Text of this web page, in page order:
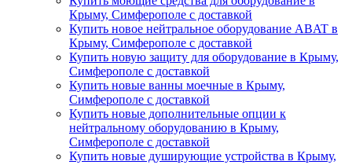
Крыму, Симферополе с доставкой
Купить новое нейтральное оборудование ABAT в
Крыму, Симферополе с доставкой
Купить новую защиту для оборудование в Крыму,
Симферополе с доставкой
Купить новые ванны моечные в Крыму,
Симферополе с доставкой
Купить новые дополнительные опции к
нейтральному оборудованию в Крыму,
Симферополе с доставкой
Купить новые душирующие устройства в Крыму,